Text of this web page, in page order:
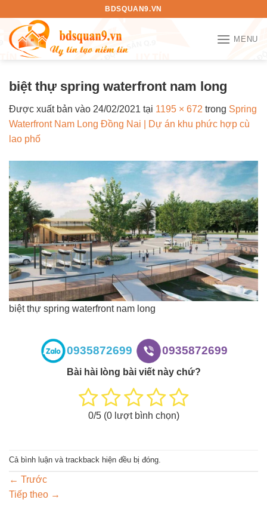
nội
dung
BDSQUAN9.VN
MENU
biệt thự spring waterfront nam long
Được xuất bản vào 24/02/2021 tại 1195 × 672 trong Spring
Waterfront Nam Long Đồng Nai | Dự án khu phức hợp cù
lao phố
biệt thự spring waterfront nam long
0935872699 0935872699
Bài hài lòng bài viết này chứ?
0/5 (0lượt bình chọn)
Cả bình luận và trackback hiện đều bị đóng.
← Trước
Tiếp theo →